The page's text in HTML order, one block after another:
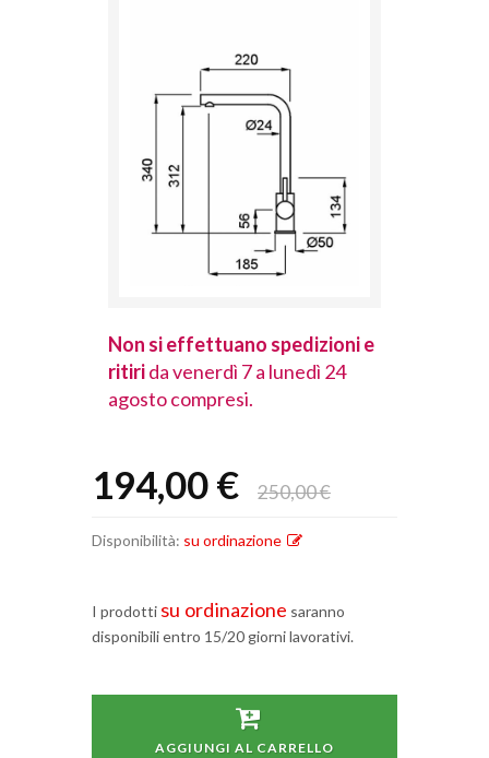
Non si effettuano spedizioni e
ritirida venerdì 7 a lunedì 24
agosto compresi.
194,00 € 250,00 €
Disponibilità: su ordinazione
I prodotti su ordinazione saranno
disponibili entro 15/20 giorni lavorativi.
AGGIUNGI AL CARRELLO